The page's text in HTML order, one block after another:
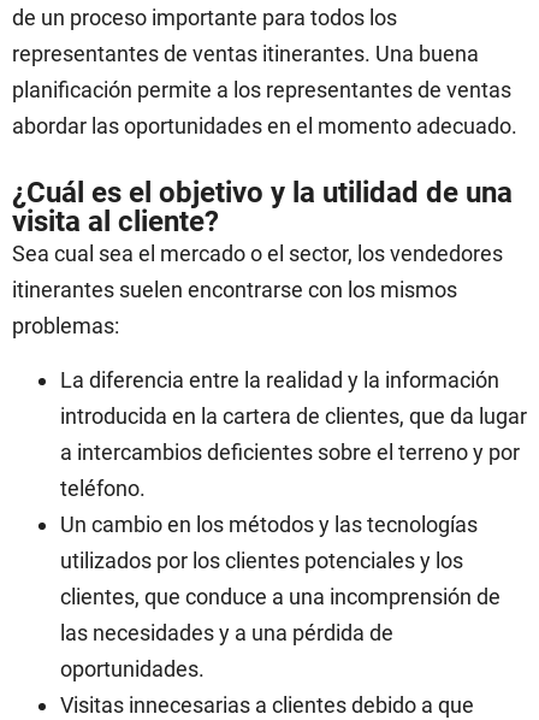
de un proceso importante para todos los
representantes de ventas itinerantes. Una buena
planificación permite a los representantes de ventas
abordar las oportunidades en el momento adecuado.
¿Cuál es el objetivo y la utilidad de una
visita al cliente?
Sea cual sea el mercado o el sector, los vendedores
itinerantes suelen encontrarse con los mismos
problemas:
La diferencia entre la realidad y la información
introducida en la cartera de clientes, que da lugar
a intercambios deficientes sobre el terreno y por
teléfono.
Un cambio en los métodos y las tecnologías
utilizados por los clientes potenciales y los
clientes, que conduce a una incomprensión de
las necesidades y a una pérdida de
oportunidades.
Visitas innecesarias a clientes debido a que